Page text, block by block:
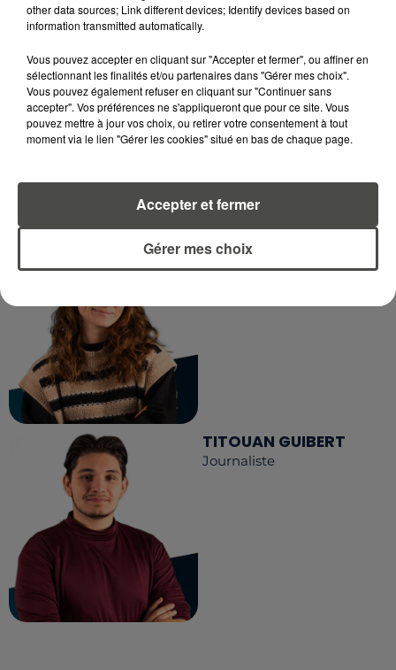
Journaliste
MARGOT DOUÉTIL
TITOUAN GUIBERT
Journaliste
other data sources; Link different devices; Identify devices based on
information transmitted automatically.
Vous pouvez accepter en cliquant sur "Accepter et fermer", ou affiner en
sélectionnant les finalités et/ou partenaires dans "Gérer mes choix".
Vous pouvez également refuser en cliquant sur "Continuer sans
accepter". Vos préférences ne s'appliqueront que pour ce site. Vous
pouvez mettre à jour vos choix, ou retirer votre consentement à tout
moment via le lien "Gérer les cookies" situé en bas de chaque page.
Gérer mes choix
Accepter et fermer